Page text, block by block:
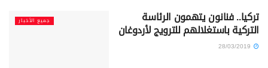
جميع الأخبار تركيا.. فنانون يتهمون الرئاسة
التركية باستغلالهم للترويج لأردوغان